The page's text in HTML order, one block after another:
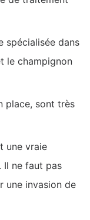
spécialisée dans
le champignon
place, sont très
une vraie
Il ne faut pas
une invasion de